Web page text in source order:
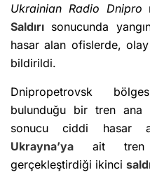
Ukrainian Radio Dnipro
Saldırı sonucunda
hasar alan ofislerde, olay
bildirildi.
Dnipropetrovsk
bulunduğu bir tren ana
sonucu ciddi hasar
Ukrayna’ya ait tren
gerçekleştirdiği ikinci